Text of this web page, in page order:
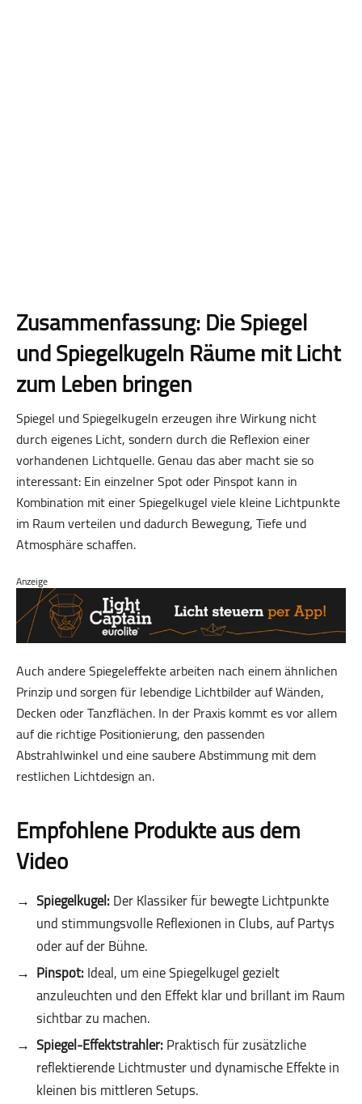
Zusammenfassung: Die Spiegel
und Spiegelkugeln Räume mit Licht
zum Leben bringen
Spiegel und Spiegelkugeln erzeugen ihre Wirkung nicht
durch eigenes Licht, sondern durch die Reflexion einer
vorhandenen Lichtquelle. Genau das aber macht sie so
interessant: Ein einzelner Spot oder Pinspot kann in
Kombination mit einer Spiegelkugel viele kleine Lichtpunkte
im Raum verteilen und dadurch Bewegung, Tiefe und
Atmosphäre schaffen.
Anzeige
Auch andere Spiegeleffekte arbeiten nach einem ähnlichen
Prinzip und sorgen für lebendige Lichtbilder auf Wänden,
Decken oder Tanzflächen. In der Praxis kommt es vor allem
auf die richtige Positionierung, den passenden
Abstrahlwinkel und eine saubere Abstimmung mit dem
restlichen Lichtdesign an.
Empfohlene Produkte aus dem
Video
Spiegelkugel:Der Klassiker für bewegte Lichtpunkte
und stimmungsvolle Reflexionen in Clubs, auf Partys
oder auf der Bühne.
Pinspot:Ideal, um eine Spiegelkugel gezielt
anzuleuchten und den Effekt klar und brillant im Raum
sichtbar zu machen.
Spiegel-Effektstrahler:Praktisch für zusätzliche
reflektierende Lichtmuster und dynamische Effekte in
kleinen bis mittleren Setups.